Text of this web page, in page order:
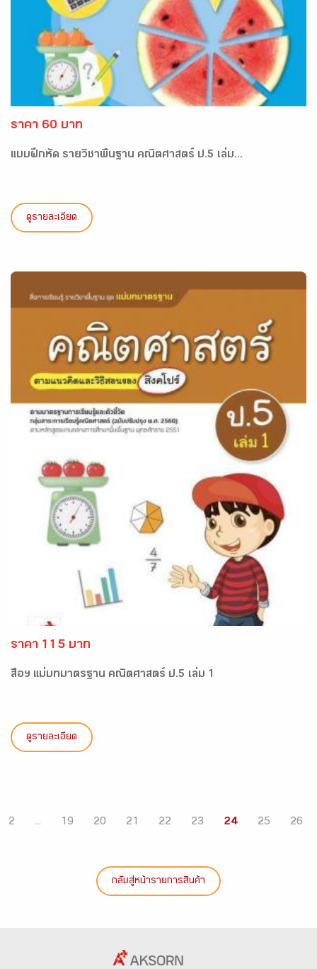
ราคา 60 บาท
แบบฝึกหัด รายวิชาพื้นฐาน คณิตศาสตร์ ป.5 เล่ม...
ดูรายละเอียด
ราคา 115 บาท
สื่อฯ แม่บทมาตรฐาน คณิตศาสตร์ ป.5 เล่ม 1
ดูรายละเอียด
2 ... 19 20 21 22 23 24 25 26
กลับสู่หน้ารายการสินค้า